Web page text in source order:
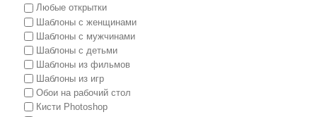
Любые открытки
Шаблоны с женщинами
Шаблоны с мужчинами
Шаблоны с детьми
Шаблоны из фильмов
Шаблоны из игр
Обои на рабочий стол
Кисти Photoshop